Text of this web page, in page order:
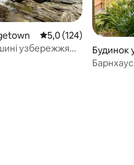
Середня оцінка: 5,0 з
5,0 (124)
узбережжя
Будинок
ster